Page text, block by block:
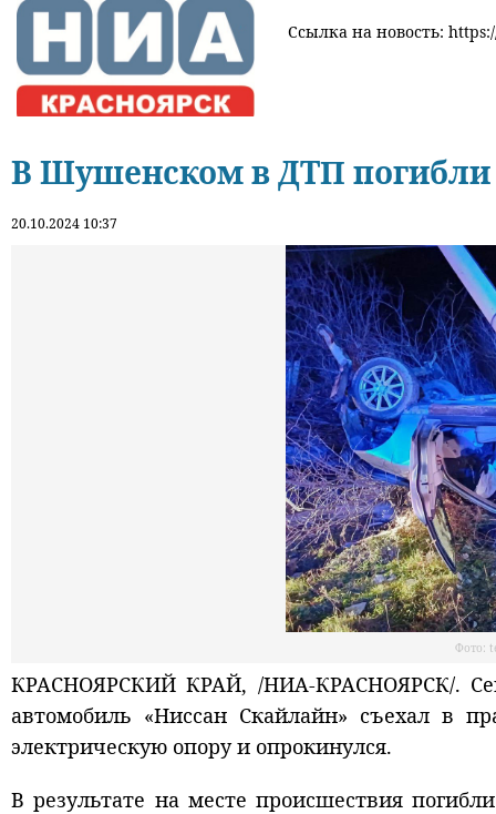
Ссылка на новость:
В Шушенском в ДТП погибли
20.10.2024 10:37
Фото:
КРАСНОЯРСКИЙ КРАЙ, /НИА-КРАСНОЯРСК/.
автомобиль «Ниссан Скайлайн» съехал в
электрическую опору и опрокинулся.
В результате на месте происшествия